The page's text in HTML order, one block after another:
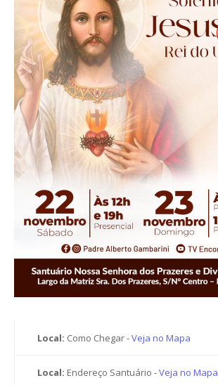
Local: Como Chegar -Veja no Mapa
Local: Endereço Santuário -Veja no Mapa